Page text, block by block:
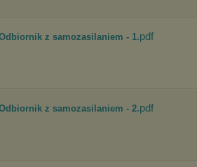
Odbiornik z samozasilaniem - 1.pdf
Odbiornik z samozasilaniem - 2.pdf